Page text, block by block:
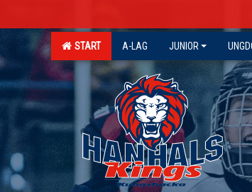
START A-LAG JUNIOR